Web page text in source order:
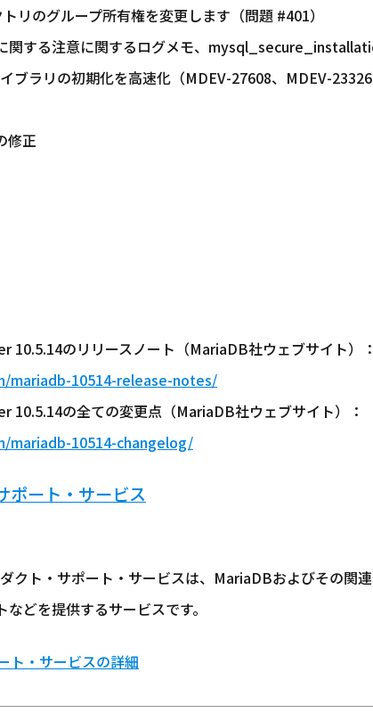
リのグループ所有権を変更します（問題 #401）
関する注意に関するログメモ、
ブラリの初期化を高速化（MDEV-27608、MDEV-23326
修正
10.5.14のリリースノート（MariaDB社ウェブサイト）：
mariadb-10514-release-notes/
10.5.14の全ての変更点（MariaDB社ウェブサイト）：
10514-changelog/
ポート・サービス
クト・サポート・サービスは、MariaDBおよびその関
どを提供するサービスです。
ト・サービスの詳細